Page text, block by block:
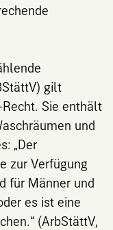
gilt
Sie enthält
und
„Der
zur Verfügung
für Männer und
es ist eine
(ArbStättV,